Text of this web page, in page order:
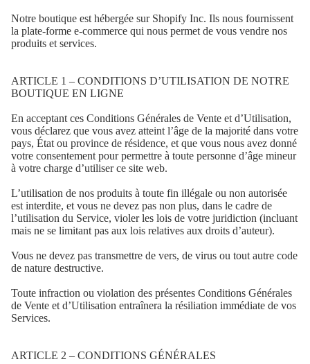
Notre boutique est hébergée sur Shopify Inc. Ils nous fournissent
la plate-forme e-commerce qui nous permet de vous vendre nos
produits et services.
ARTICLE 1 – CONDITIONS D’UTILISATION DE NOTRE
BOUTIQUE EN LIGNE
En acceptant ces Conditions Générales de Vente et d’Utilisation,
vous déclarez que vous avez atteint l’âge de la majorité dans votre
pays, État ou province de résidence, et que vous nous avez donné
votre consentement pour permettre à toute personne d’âge mineur
à votre charge d’utiliser ce site web.
L’utilisation de nos produits à toute fin illégale ou non autorisée
est interdite, et vous ne devez pas non plus, dans le cadre de
l’utilisation du Service, violer les lois de votre juridiction (incluant
mais ne se limitant pas aux lois relatives aux droits d’auteur).
Vous ne devez pas transmettre de vers, de virus ou tout autre code
de nature destructive.
Toute infraction ou violation des présentes Conditions Générales
de Vente et d’Utilisation entraînera la résiliation immédiate de vos
Services.
ARTICLE 2 – CONDITIONS GÉNÉRALES